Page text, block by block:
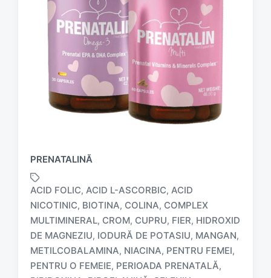
PRENATALINĂ
a
ACID FOLIC, ACID L-ASCORBIC, ACID
NICOTINIC, BIOTINA, COLINA, COMPLEX
MULTIMINERAL, CROM, CUPRU, FIER, HIDROXID
DE MAGNEZIU, IODURĂ DE POTASIU, MANGAN,
METILCOBALAMINA, NIACINA, PENTRU FEMEI,
PENTRU O FEMEIE, PERIOADA PRENATALĂ,